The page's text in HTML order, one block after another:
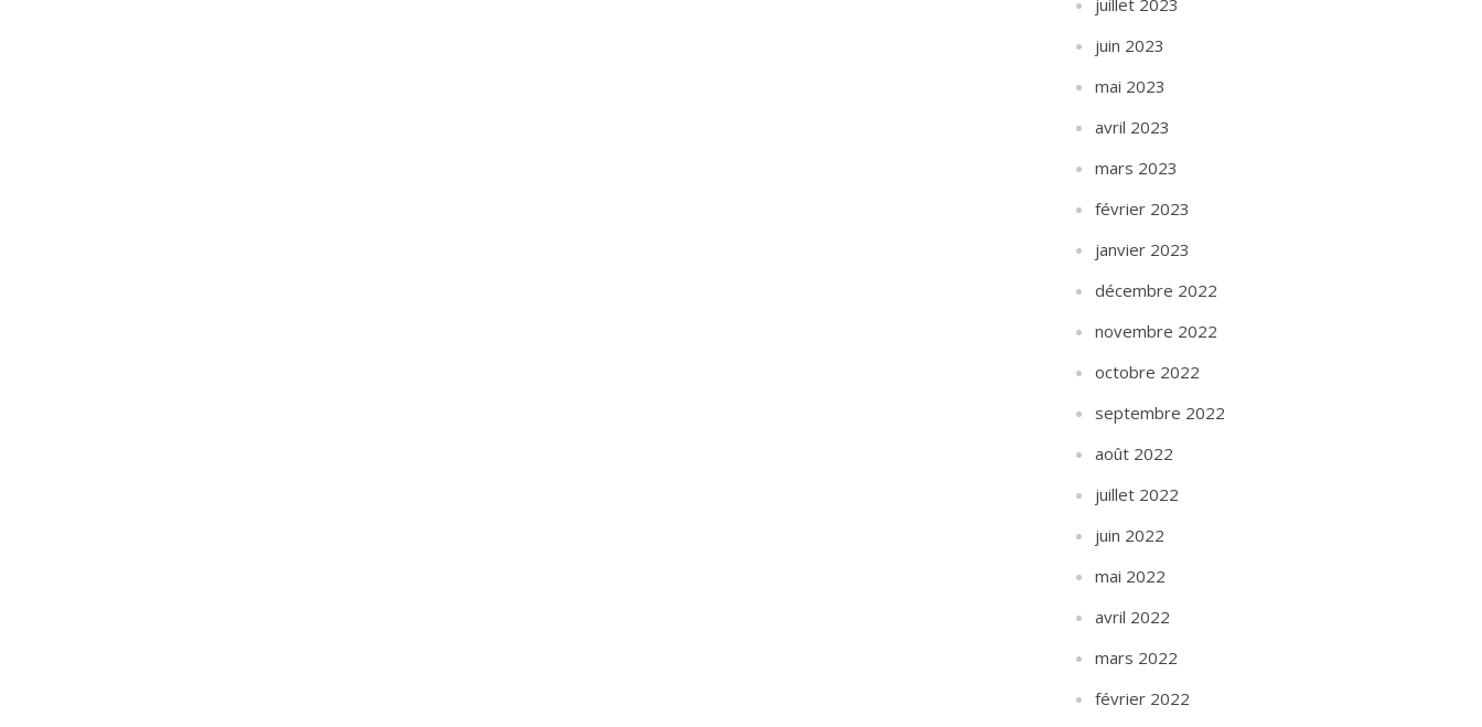
juillet 2023
juin 2023
mai 2023
avril 2023
mars 2023
février 2023
janvier 2023
décembre 2022
novembre 2022
octobre 2022
septembre 2022
août 2022
juillet 2022
juin 2022
mai 2022
avril 2022
mars 2022
février 2022